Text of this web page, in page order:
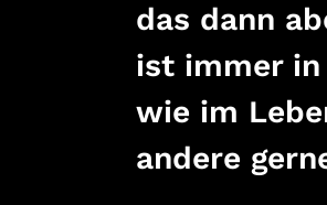
das dann
ist immer in
wie im
andere